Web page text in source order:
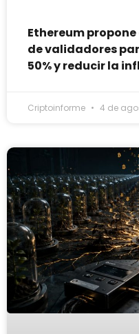
Ethereum
de validadores
50% y reducir la
Criptoinforme 4 de